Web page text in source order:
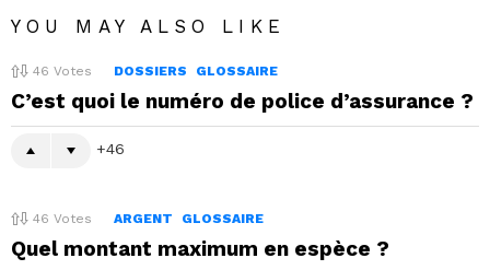
YOU MAY ALSO LIKE
46 Votes DOSSIERS GLOSSAIRE
C’est quoi le numéro de police d’assurance ?
46
46 Votes ARGENT GLOSSAIRE
Quel montant maximum en espèce ?